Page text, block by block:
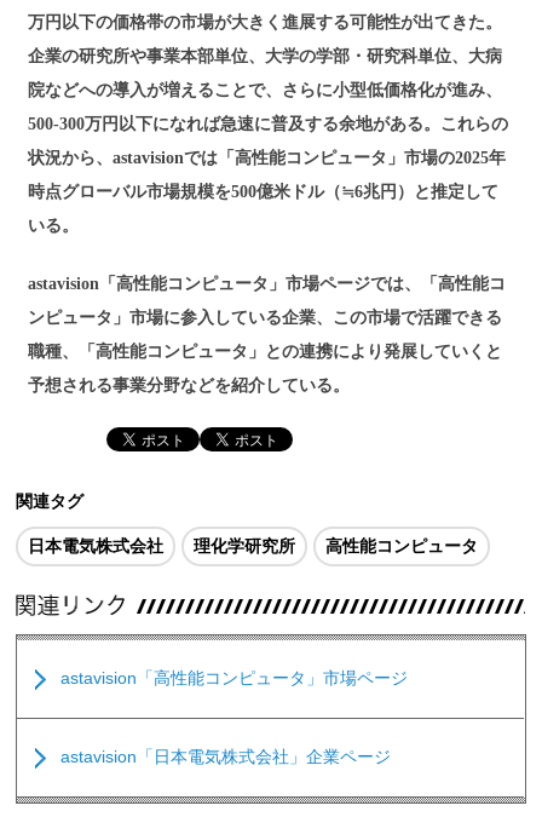
万円以下の価格帯の市場が大きく進展する可能性が出てきた。
企業の研究所や事業本部単位、大学の学部・研究科単位、大病
院などへの導入が増えることで、さらに小型低価格化が進み、
500-300万円以下になれば急速に普及する余地がある。これらの
状況から、astavisionでは「高性能コンピュータ」市場の2025年
時点グローバル市場規模を500億米ドル（≒6兆円）と推定して
いる。
astavision「高性能コンピュータ」市場ページでは、「高性能コ
ンピュータ」市場に参入している企業、この市場で活躍できる
職種、「高性能コンピュータ」との連携により発展していくと
予想される事業分野などを紹介している。
関連タグ
日本電気株式会社 理化学研究所 高性能コンピュータ
astavision「高性能コンピュータ」市場ページ
astavision「日本電気株式会社」企業ページ